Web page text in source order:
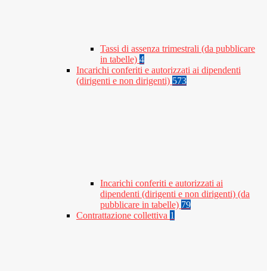
Tassi di assenza trimestrali (da pubblicare
in tabelle) 4
Incarichi conferiti e autorizzati ai dipendenti
(dirigenti e non dirigenti) 573
Incarichi conferiti e autorizzati ai
dipendenti (dirigenti e non dirigenti) (da
pubblicare in tabelle) 79
Contrattazione collettiva 1